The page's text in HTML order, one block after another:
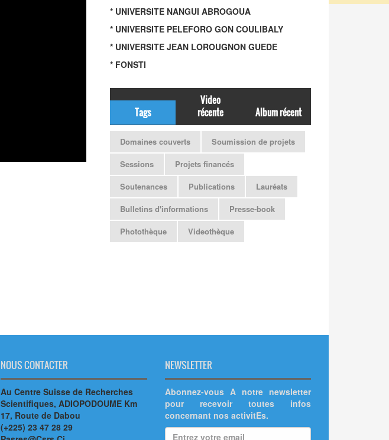
* UNIVERSITE NANGUI ABROGOUA
* UNIVERSITE PELEFORO GON COULIBALY
* UNIVERSITE JEAN LOROUGNON GUEDE
* FONSTI
Tags
Video
récente
Album récent
Domaines couverts
Soumission de projets
Sessions
Projets financés
Soutenances
Publications
Lauréats
Bulletins d'informations
Presse-book
Photothèque
Videothèque
NOUS CONTACTER
Au Centre Suisse de Recherches
Scientifiques, ADIOPODOUME Km
17, Route de Dabou
(+225) 23 47 28 29
NEWSLETTER
Abonnez-vous A notre newsletter
pour recevoir toutes infos
concernant nos activitEs.